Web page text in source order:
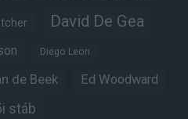
David De Gea
Diego Leon
de Beek Ed Woodward
stáb